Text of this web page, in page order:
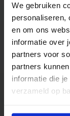
We gebruiken
personaliseren,
en om ons
informatie over
partners voor
partners
informatie die
verzameld op
Maatwerk